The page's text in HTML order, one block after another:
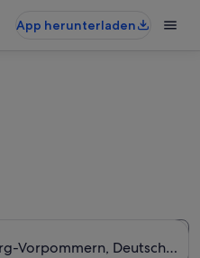
App herunterladen
Vorpommern, Deutschland